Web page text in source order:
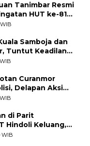
Tanimbar Resmi
HUT ke-81
Diajak Perkuat
Samboja dan
Tuntut Keadilan
yang Adil
Curanmor
Delapan Aksi
Terungkap
di Parit
Hindoli Keluang,
Kematian
WIB